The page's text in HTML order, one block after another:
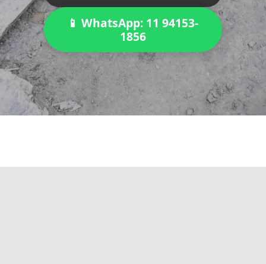
📱 WhatsApp: 11 94153-
1856